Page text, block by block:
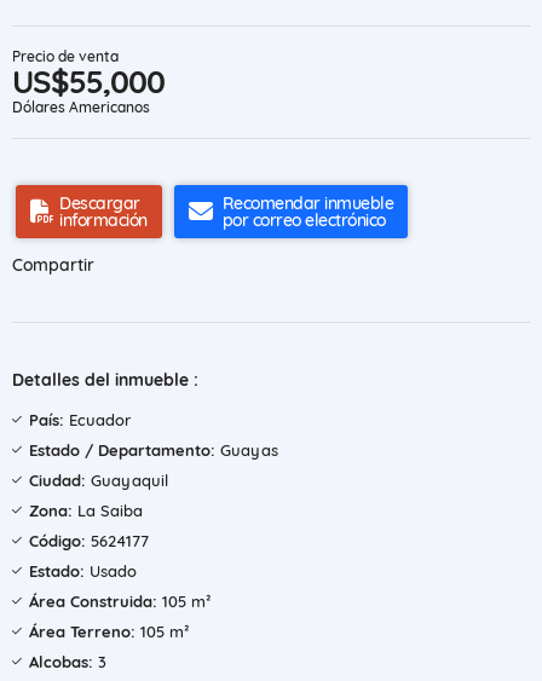
Precio de venta
US$55,000
Dólares Americanos
Descargar
información
Recomendar inmueble
por correo electrónico
Compartir
Detalles del inmueble :
País: Ecuador
Estado / Departamento: Guayas
Ciudad: Guayaquil
Zona: La Saiba
Código: 5624177
Estado: Usado
Área Construida: 105 m²
Área Terreno: 105 m²
Alcobas: 3